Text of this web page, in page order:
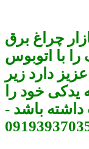
چراغ برق
با اتوبوس
دارد زیر
خود را
داشته باشد -